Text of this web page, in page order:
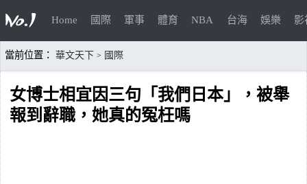
Home 國際 軍事 體育 NBA 台海 娛樂 影
當前位置： 華文天下 > 國際
女博士相宜因三句「我們日本」，被舉
報到辭職，她真的冤枉嗎